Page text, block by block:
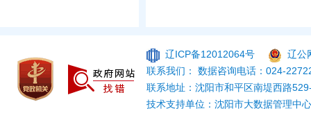
辽ICP备12012064号
辽公
联系我们： 数据咨询电话：024-
联系地址：沈阳市和平区南堤西路
技术支持单位：沈阳市大数据管理中